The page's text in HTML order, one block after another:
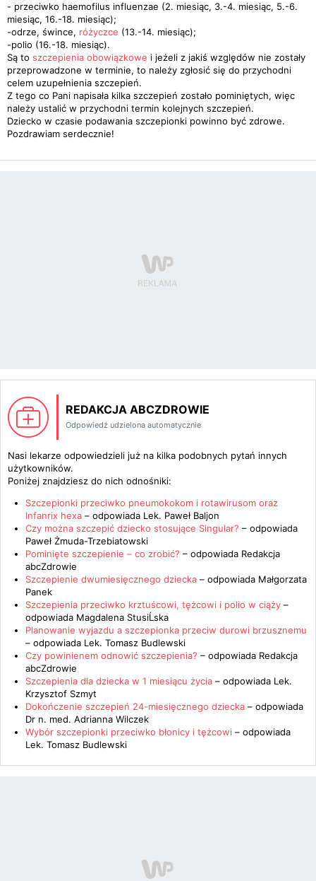
- przeciwko haemofilus influenzae (2. miesiąc, 3.-4. miesiąc, 5.-6.
miesiąc, 16.-18. miesiąc);
-odrze, śwince, różyczce (13.-14. miesiąc);
-polio (16.-18. miesiąc).
Są to szczepienia obowiązkowe i jeżeli z jakiś względów nie zostały
przeprowadzone w terminie, to należy zgłosić się do przychodni
celem uzupełnienia szczepień.
Z tego co Pani napisała kilka szczepień zostało pominiętych, więc
należy ustalić w przychodni termin kolejnych szczepień.
Dziecko w czasie podawania szczepionki powinno być zdrowe.
Pozdrawiam serdecznie!
REDAKCJA ABCZDROWIE
Odpowiedź udzielona automatycznie
Nasi lekarze odpowiedzieli już na kilka podobnych pytań innych
użytkowników.
Poniżej znajdziesz do nich odnośniki:
Szczepionki przeciwko pneumokokom i rotawirusom oraz
Infanrix hexa – odpowiada Lek. Paweł Baljon
Czy można szczepić dziecko stosujące Singular? – odpowiada
Paweł Żmuda-Trzebiatowski
Pominięte szczepienie – co zrobić? – odpowiada Redakcja
abcZdrowie
Szczepienie dwumiesięcznego dziecka – odpowiada Małgorzata
Panek
Szczepienia przeciwko krztuścowi, tężcowi i polio w ciąży –
odpowiada Magdalena StusiĹska
Planowanie wyjazdu a szczepionka przeciw durowi brzusznemu
– odpowiada Lek. Tomasz Budlewski
Czy powinienem odnowić szczepienia? – odpowiada Redakcja
abcZdrowie
Szczepienia dla dziecka w 1 miesiącu życia – odpowiada Lek.
Krzysztof Szmyt
Dokończenie szczepień 24-miesięcznego dziecka – odpowiada
Dr n. med. Adrianna Wilczek
Wybór szczepionki przeciwko błonicy i tężcowi – odpowiada
Lek. Tomasz Budlewski